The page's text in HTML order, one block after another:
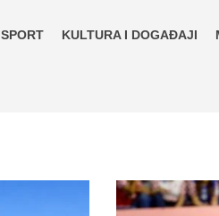
SPORT KULTURA I DOGAĐAJI